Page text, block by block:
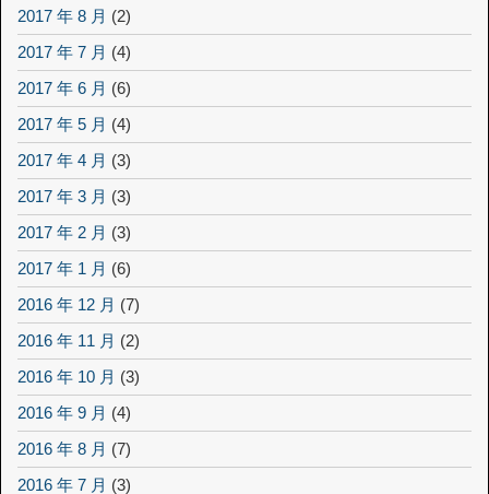
2017 年 8 月 (2)
2017 年 7 月 (4)
2017 年 6 月 (6)
2017 年 5 月 (4)
2017 年 4 月 (3)
2017 年 3 月 (3)
2017 年 2 月 (3)
2017 年 1 月 (6)
2016 年 12 月 (7)
2016 年 11 月 (2)
2016 年 10 月 (3)
2016 年 9 月 (4)
2016 年 8 月 (7)
2016 年 7 月 (3)